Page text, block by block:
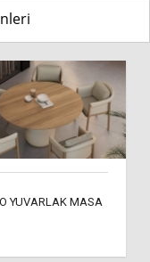
YUVARLAK MASA